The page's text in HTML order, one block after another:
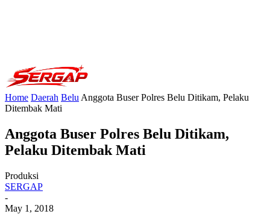
Home Daerah Belu Anggota Buser Polres Belu Ditikam, Pelaku
Ditembak Mati
Anggota Buser Polres Belu Ditikam,
Pelaku Ditembak Mati
Produksi
SERGAP
-
May 1, 2018